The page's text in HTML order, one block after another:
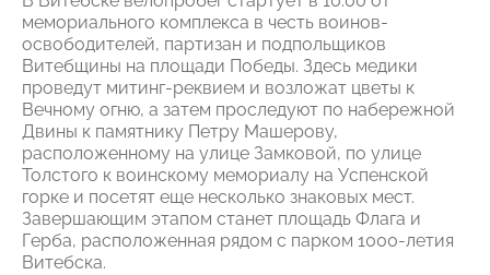
мемориального комплекса в честь воинов-
освободителей, партизан и подпольщиков
Витебщины на площади Победы. Здесь медики
проведут митинг-реквием и возложат цветы к
Вечному огню, а затем проследуют по набережной
Двины к памятнику Петру Машерову,
расположенному на улице Замковой, по улице
Толстого к воинскому мемориалу на Успенской
горке и посетят еще несколько знаковых мест.
Завершающим этапом станет площадь Флага и
Герба, расположенная рядом с парком 1000-летия
Витебска.